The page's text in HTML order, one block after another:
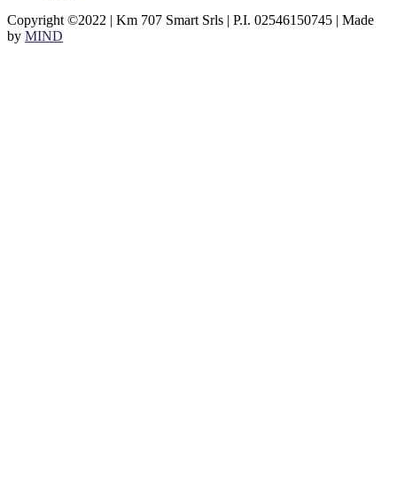
Copyright ©2022 | Km 707 Smart Srls | P.I. 02546150745 | Made
by MIND